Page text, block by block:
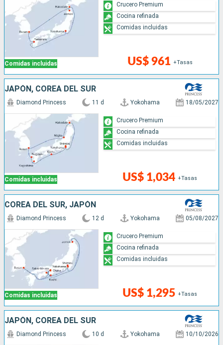
Comidas incluidas US$ 961 +Tasas
Crucero Premium
Cocina refinada
Comidas incluidas
JAPÓN, COREA DEL SUR
Comidas incluidas
Diamond Princess 11 d Yokohama 18/05/2027
US$ 1,034 +Tasas
Crucero Premium
Cocina refinada
Comidas incluidas
COREA DEL SUR, JAPÓN
Comidas incluidas
Diamond Princess 12 d Yokohama 05/08/2027
US$ 1,295 +Tasas
Crucero Premium
Cocina refinada
Comidas incluidas
JAPÓN, COREA DEL SUR
Diamond Princess 10 d Yokohama 10/10/2026